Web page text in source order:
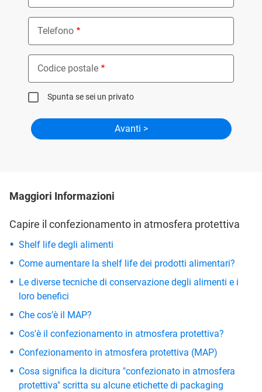
Telefono
Codice postale
Spunta se sei un privato
Maggiori Informazioni
Capire il confezionamento in atmosfera protettiva
Shelf life degli alimenti
Come aumentare la shelf life dei prodotti alimentari?
Le diverse tecniche di conservazione degli alimenti e i
loro benefici
Che cos’è il MAP?
Cos'è il confezionamento in atmosfera protettiva?
Confezionamento in atmosfera protettiva (MAP)
Cosa significa la dicitura "confezionato in atmosfera
protettiva" scritta su alcune etichette di packaging